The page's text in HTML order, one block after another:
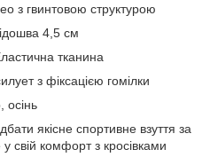
з гвинтовою структурою
4,5 см
тканина
з фіксацією гомілки
осінь
якісне спортивне взуття за
свій комфорт з кросівками